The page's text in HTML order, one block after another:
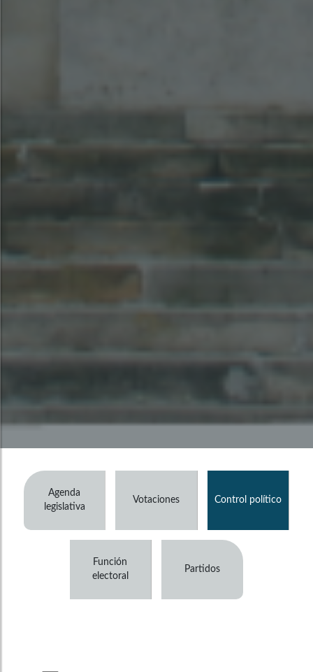
Agenda
legislativa
Votaciones Control político
Función
electoral
Partidos